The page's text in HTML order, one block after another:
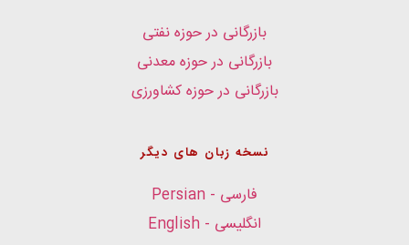
بازرگانی در حوزه نفتی
بازرگانی در حوزه معدنی
بازرگانی در حوزه کشاورزی
نسخه زبان های دیگر
فارسی - Persian
انگلیسی - English